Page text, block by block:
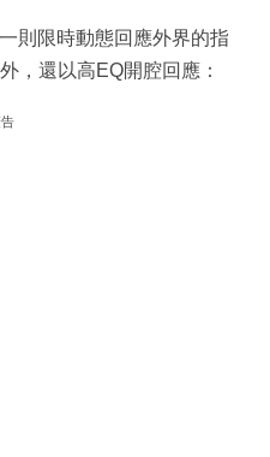
則限時動態回應外界的指
，還以高EQ開腔回應：